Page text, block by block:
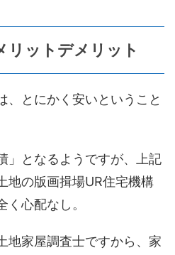
リットデメリット
、とにかく安いということ
」となるようですが、上記
地の版画揖場UR住宅機構
心配なし。
地家屋調査士ですから、家